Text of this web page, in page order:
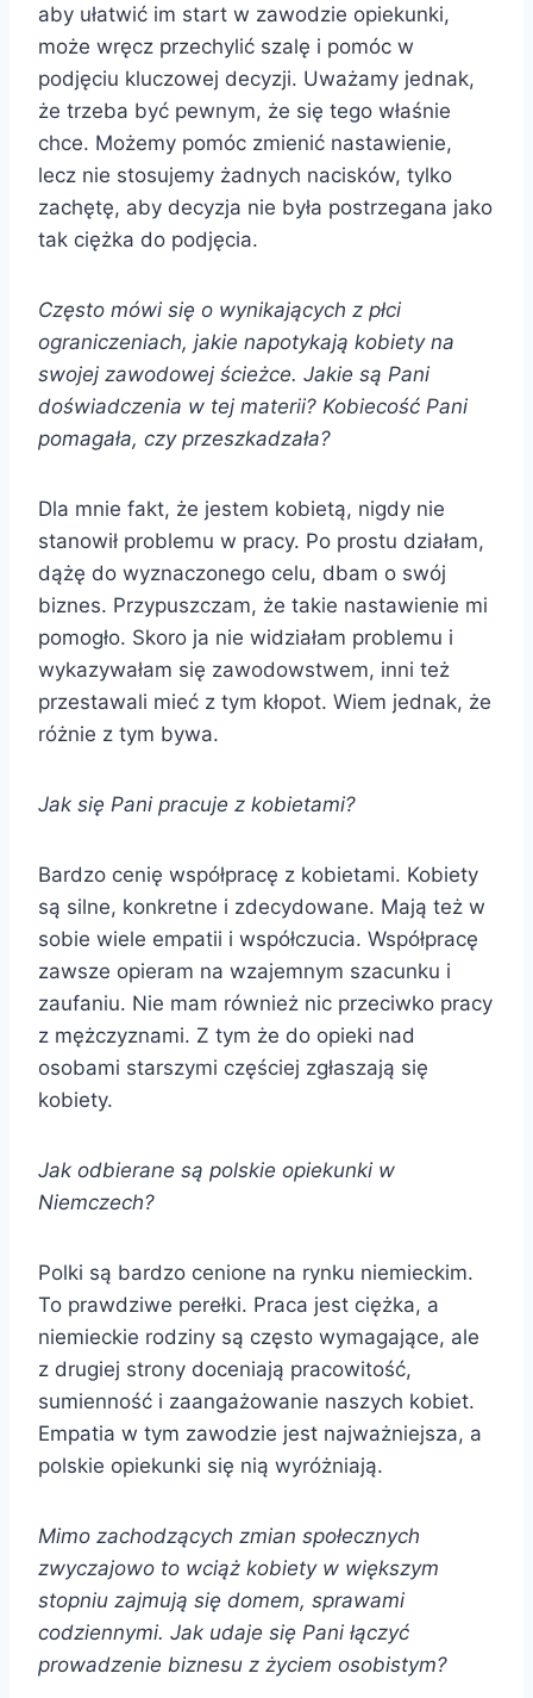
aby ułatwić im start w zawodzie opiekunki,
może wręcz przechylić szalę i pomóc w
podjęciu kluczowej decyzji. Uważamy jednak,
że trzeba być pewnym, że się tego właśnie
chce. Możemy pomóc zmienić nastawienie,
lecz nie stosujemy żadnych nacisków, tylko
zachętę, aby decyzja nie była postrzegana jako
tak ciężka do podjęcia.
Często mówi się o wynikających z płci
ograniczeniach, jakie napotykają kobiety na
swojej zawodowej ścieżce. Jakie są Pani
doświadczenia w tej materii? Kobiecość Pani
pomagała, czy przeszkadzała?
Dla mnie fakt, że jestem kobietą, nigdy nie
stanowił problemu w pracy. Po prostu działam,
dążę do wyznaczonego celu, dbam o swój
biznes. Przypuszczam, że takie nastawienie mi
pomogło. Skoro ja nie widziałam problemu i
wykazywałam się zawodowstwem, inni też
przestawali mieć z tym kłopot. Wiem jednak, że
różnie z tym bywa.
Jak się Pani pracuje z kobietami?
Bardzo cenię współpracę z kobietami. Kobiety
są silne, konkretne i zdecydowane. Mają też w
sobie wiele empatii i współczucia. Współpracę
zawsze opieram na wzajemnym szacunku i
zaufaniu. Nie mam również nic przeciwko pracy
z mężczyznami. Z tym że do opieki nad
osobami starszymi częściej zgłaszają się
kobiety.
Jak odbierane są polskie opiekunki w
Niemczech?
Polki są bardzo cenione na rynku niemieckim.
To prawdziwe perełki. Praca jest ciężka, a
niemieckie rodziny są często wymagające, ale
z drugiej strony doceniają pracowitość,
sumienność i zaangażowanie naszych kobiet.
Empatia w tym zawodzie jest najważniejsza, a
polskie opiekunki się nią wyróżniają.
Mimo zachodzących zmian społecznych
zwyczajowo to wciąż kobiety w większym
stopniu zajmują się domem, sprawami
codziennymi. Jak udaje się Pani łączyć
prowadzenie biznesu z życiem osobistym?